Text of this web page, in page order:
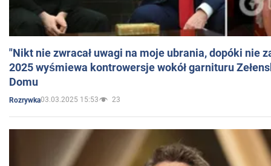
"Nikt nie zwracał uwagi na moje ubrania, dopóki nie
2025 wyśmiewa kontrowersje wokół garnituru
Domu
Rozrywka03.03.2025 15:53 23